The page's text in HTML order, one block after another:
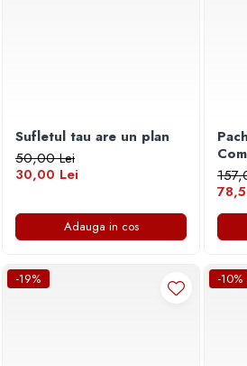
Sufletul tau are un plan
50,00 Lei
30,00 Lei
Adauga in cos
-19% -10%